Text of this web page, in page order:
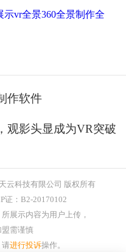
示vr全景360全景制作全
作软件
观影头显成为VR突破
云科技有限公司 版权所有
证：B2-20170102
展示内容为用户上传，
需谨慎
请进行投诉操作。